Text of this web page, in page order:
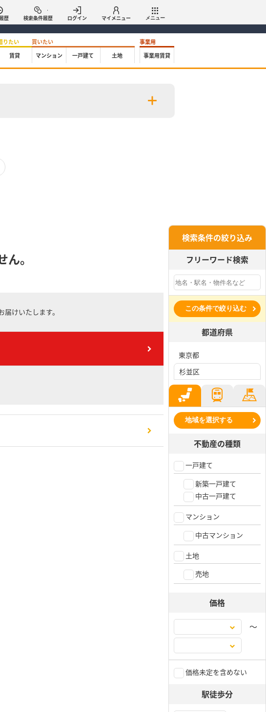
歴 検索条件履歴 ログイン マイメニュー メニュー
りたい
賃貸
買いたい
マンション
一戸建て 土地
事業用
事業用賃貸
。
けいたします。
検索条件の絞り込み
フリーワード検索
この条件で絞り込む
都道府県
東京都
杉並区
地域を選択する
不動産の種類
一戸建て
新築一戸建て
中古一戸建て
マンション
中古マンション
土地
売地
価格
〜
価格未定を含めない
駅徒歩分